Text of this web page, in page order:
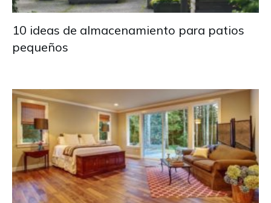
10 ideas de almacenamiento para patios
pequeños